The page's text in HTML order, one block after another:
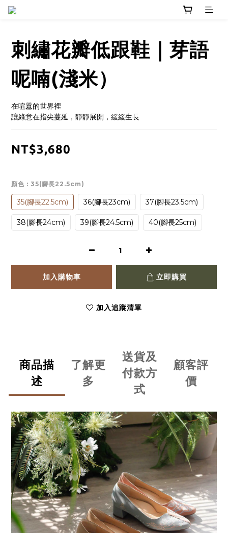
刺繡花瓣低跟鞋｜芽語
呢喃(淺米）
在喧囂的世界裡
讓綠意在指尖蔓延，靜靜展開，緩緩生長
NT$3,680
顏色 : 35(腳長22.5cm)
35(腳長22.5cm) 36(腳長23cm) 37(腳長23.5cm)
38(腳長24cm) 39(腳長24.5cm) 40(腳長25cm)
加入購物車 立即購買
加入追蹤清單
商品描
述
了解更
多
送貨及
付款方
式
顧客評
價